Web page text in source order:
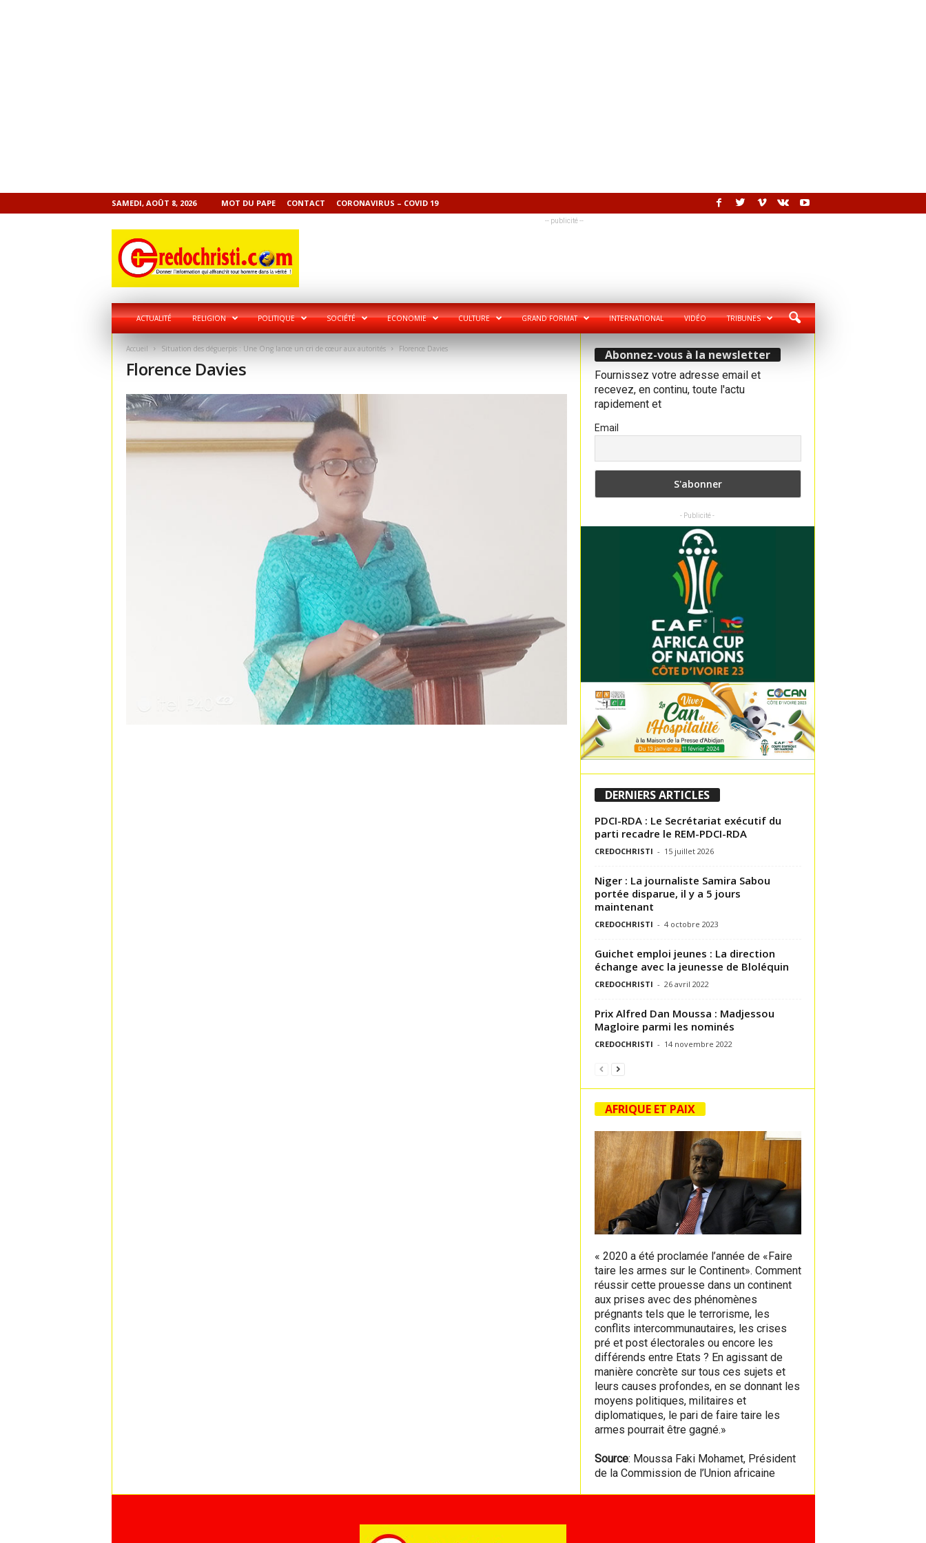
SAMEDI, AOÛT 8, 2026 MOT DU PAPE CONTACT CORONAVIRUS – COVID 19
-- publicité --
ACTUALITÉ RELIGION POLITIQUE SOCIÉTÉ ECONOMIE CULTURE GRAND FORMAT INTERNATIONAL VIDÉO TRIBUNES
Accueil Situation des déguerpis : Une Ong lance un cri de cœur aux autorités Florence Davies
Florence Davies
Abonnez-vous à la newsletter
Fournissez votre adresse email et
recevez, en continu, toute l'actu
rapidement et
Email
- Publicité -
DERNIERS ARTICLES
PDCI-RDA : Le Secrétariat exécutif du
parti recadre le REM-PDCI-RDA
CREDOCHRISTI - 15 juillet 2026
Niger : La journaliste Samira Sabou
portée disparue, il y a 5 jours
maintenant
CREDOCHRISTI - 4 octobre 2023
Guichet emploi jeunes : La direction
échange avec la jeunesse de Bloléquin
CREDOCHRISTI - 26 avril 2022
Prix Alfred Dan Moussa : Madjessou
Magloire parmi les nominés
CREDOCHRISTI - 14 novembre 2022
AFRIQUE ET PAIX
« 2020 a été proclamée l’année de «Faire
taire les armes sur le Continent». Comment
réussir cette prouesse dans un continent
aux prises avec des phénomènes
prégnants tels que le terrorisme, les
conflits intercommunautaires, les crises
pré et post électorales ou encore les
différends entre Etats ? En agissant de
manière concrète sur tous ces sujets et
leurs causes profondes, en se donnant les
moyens politiques, militaires et
diplomatiques, le pari de faire taire les
armes pourrait être gagné.»
Source: Moussa Faki Mohamet, Président
de la Commission de l’Union africaine